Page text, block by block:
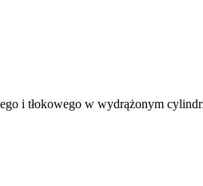
i tłokowego w wydrążonym